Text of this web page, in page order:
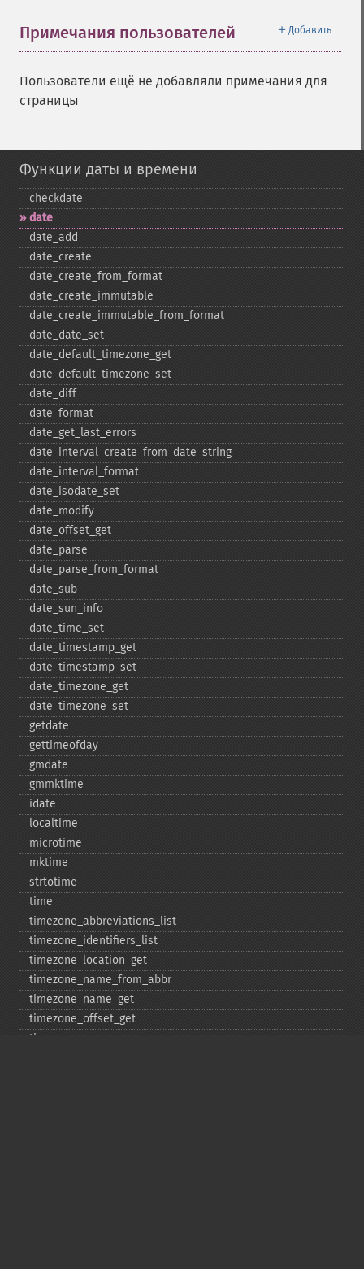
＋ Добавить
Примечания пользователей
Пользователи ещё не добавляли примечания для
страницы
Функции даты и времени
checkdate
date
date_​add
date_​create
date_​create_​from_​format
date_​create_​immutable
date_​create_​immutable_​from_​format
date_​date_​set
date_​default_​timezone_​get
date_​default_​timezone_​set
date_​diff
date_​format
date_​get_​last_​errors
date_​interval_​create_​from_​date_​string
date_​interval_​format
date_​isodate_​set
date_​modify
date_​offset_​get
date_​parse
date_​parse_​from_​format
date_​sub
date_​sun_​info
date_​time_​set
date_​timestamp_​get
date_​timestamp_​set
date_​timezone_​get
date_​timezone_​set
getdate
gettimeofday
gmdate
gmmktime
idate
localtime
microtime
mktime
strtotime
time
timezone_​abbreviations_​list
timezone_​identifiers_​list
timezone_​location_​get
timezone_​name_​from_​abbr
timezone_​name_​get
timezone_​offset_​get
timezone_​open